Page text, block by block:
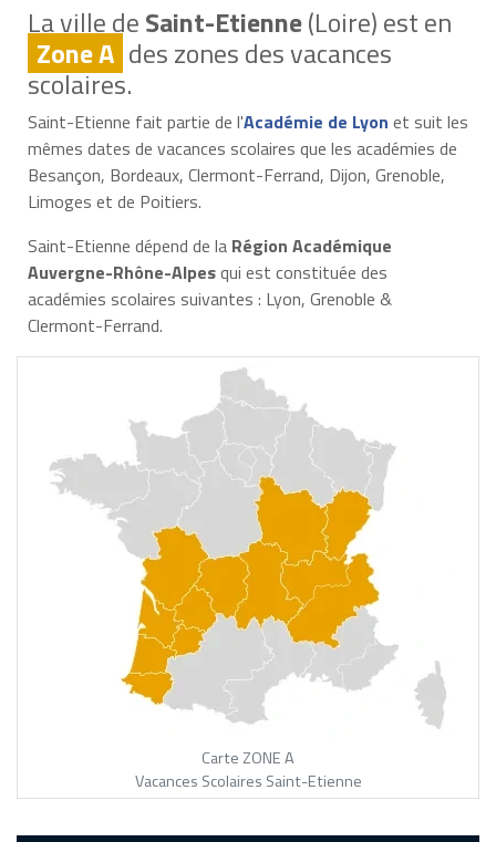
La ville deSaint-Etienne(Loire) est en
Zone A des zones des vacances
scolaires.
Saint-Etienne fait partie de l'Académie de Lyon et suit les
mêmes dates de vacances scolaires que les académies de
Besançon, Bordeaux, Clermont-Ferrand, Dijon, Grenoble,
Limoges et de Poitiers.
Saint-Etienne dépend de la Région Académique
Auvergne-Rhône-Alpesqui est constituée des
académies scolaires suivantes : Lyon, Grenoble &
Clermont-Ferrand.
Carte ZONE A
Vacances Scolaires Saint-Etienne